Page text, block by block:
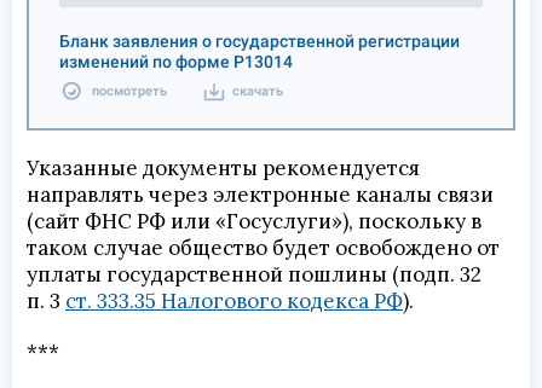
Бланк заявления о государственной регистрации
изменений по форме Р13014
посмотреть скачать
Указанные документы рекомендуется
направлять через электронные каналы связи
(сайт ФНС РФ или «Госуслуги»), поскольку в
таком случае общество будет освобождено от
уплаты государственной пошлины (подп. 32
п. 3 ст. 333.35 Налогового кодекса РФ).
***